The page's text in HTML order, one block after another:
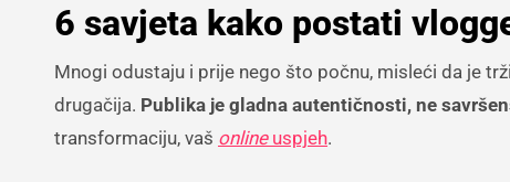
6 savjeta kako postati
Mnogi odustaju i prije nego što počnu, misleći da je
drugačija. Publika je gladna autentičnosti, ne
transformaciju, vaš online uspjeh.